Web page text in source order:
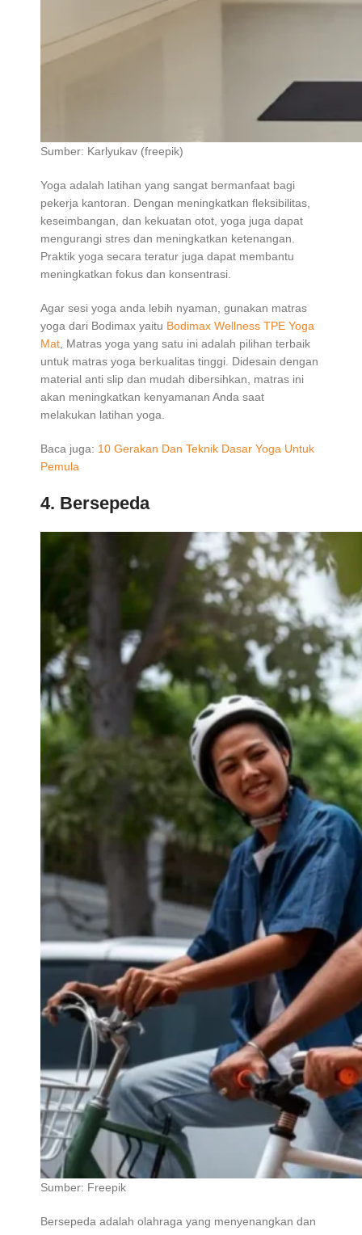
Sumber: Karlyukav (freepik)
Yoga adalah latihan yang sangat bermanfaat bagi
pekerja kantoran. Dengan meningkatkan fleksibilitas,
keseimbangan, dan kekuatan otot, yoga juga dapat
mengurangi stres dan meningkatkan ketenangan.
Praktik yoga secara teratur juga dapat membantu
meningkatkan fokus dan konsentrasi.
Agar sesi yoga anda lebih nyaman, gunakan matras
yoga dari Bodimax yaitu Bodimax Wellness TPE Yoga
Mat , Matras yoga yang satu ini adalah pilihan terbaik
untuk matras yoga berkualitas tinggi. Didesain dengan
material anti slip dan mudah dibersihkan, matras ini
akan meningkatkan kenyamanan Anda saat
melakukan latihan yoga.
Baca juga: 10 Gerakan Dan Teknik Dasar Yoga Untuk
Pemula
4. Bersepeda
Sumber: Freepik
Bersepeda adalah olahraga yang menyenangkan dan